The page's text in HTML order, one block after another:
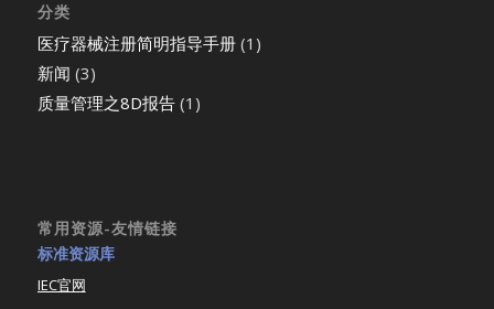
分类
医疗器械注册简明指导手册(1)
新闻 (3)
质量管理之8D报告(1)
常用资源-友情链接
标准资源库
IEC官网